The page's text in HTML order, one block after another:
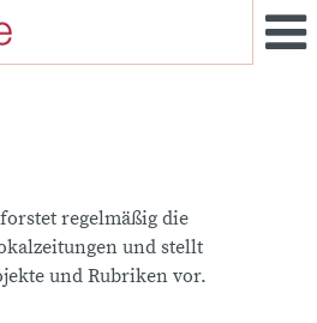
regelmäßig die
und stellt
und Rubriken vor.